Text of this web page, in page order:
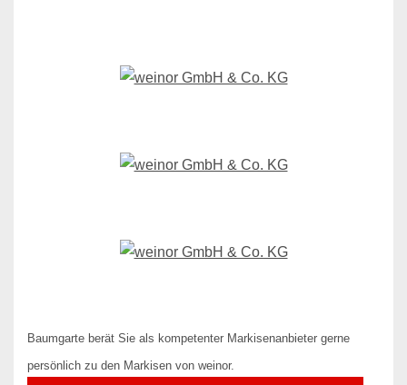
Baumgarte berät Sie als kompetenter Markisenanbieter gerne
persönlich zu den Markisen von weinor.